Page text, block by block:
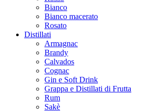
Bianco
Bianco macerato
Rosato
Distillati
Armagnac
Brandy
Calvados
Cognac
Gin e Soft Drink
Grappa e Distillati di Frutta
Rum
Sakè